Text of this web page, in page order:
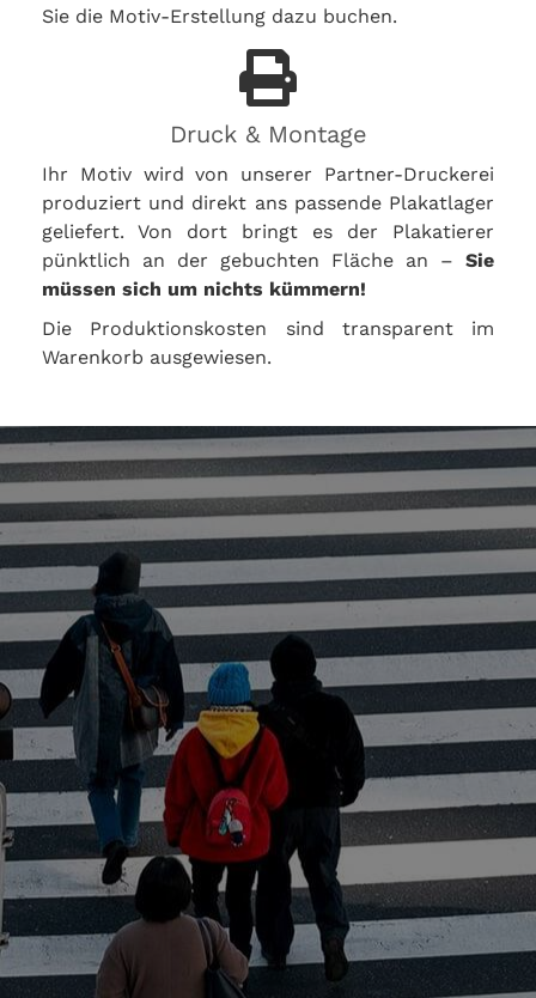
Sie die Motiv-Erstellung dazu buchen.
Druck & Montage
Ihr Motiv wird von unserer Partner-Druckerei
produziert und direkt ans passende Plakatlager
geliefert. Von dort bringt es der Plakatierer
pünktlich an der gebuchten Fläche an – Sie
müssen sich um nichts kümmern!
Die Produktionskosten sind transparent im
Warenkorb ausgewiesen.